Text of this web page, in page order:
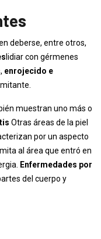
deberse, entre otros,
lidiar con gérmenes
enrojecido e
muestran uno más o
Otras áreas de la piel
por un aspecto
al área que entró en
Enfermedades por
del cuerpo y